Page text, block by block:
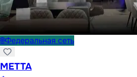
🌐Федеральная сеть
METTA